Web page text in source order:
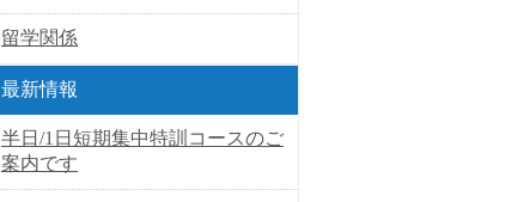
留学関係
最新情報
半日/1日短期集中特訓コースのご
案内です